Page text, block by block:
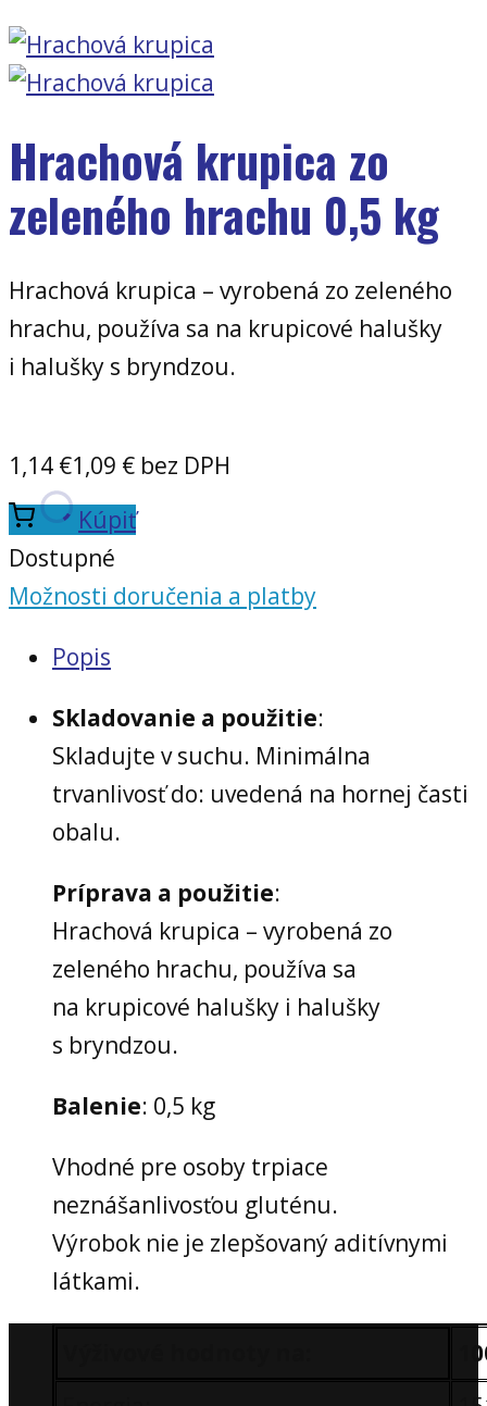
Hrachová krupica zo
zeleného hrachu 0,5 kg
Hrachová krupica – vyrobená zo zeleného
hrachu, používa sa na krupicové halušky
i halušky s bryndzou.
1,14 €1,09 € bez DPH
Kúpiť
Dostupné
Možnosti doručenia a platby
Popis
Skladovanie a použitie:
Skladujte v suchu. Minimálna
trvanlivosť do: uvedená na hornej časti
obalu.
Príprava a použitie:
Hrachová krupica – vyrobená zo
zeleného hrachu, používa sa
na krupicové halušky i halušky
s bryndzou.
Balenie: 0,5 kg
Vhodné pre osoby trpiace
neznášanlivosťou gluténu.
Výrobok nie je zlepšovaný aditívnymi
látkami.